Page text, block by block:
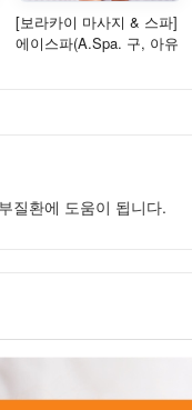
[보라카이 마사지 & 스파]
에이스파(A.Spa. 구, 아유
질환에 도움이 됩니다.